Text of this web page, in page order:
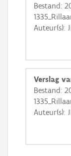
Basis
Bestand:
Auteur(s):
Verslag
Bestand:
Auteur(s):